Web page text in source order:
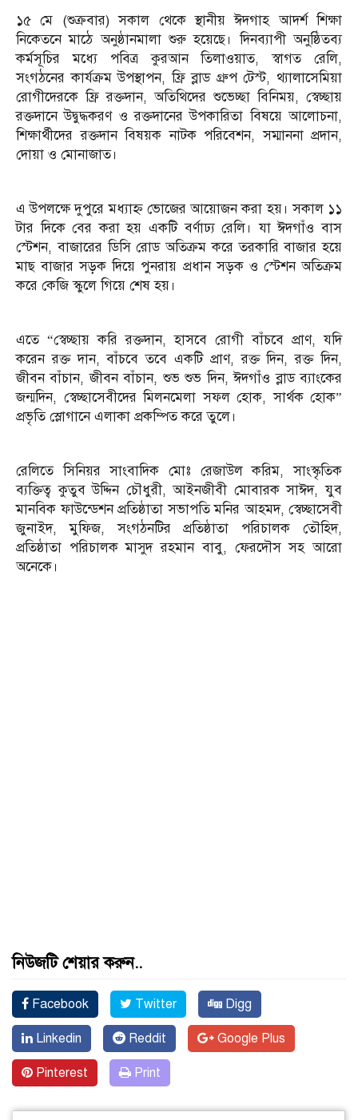
১৫ মে (শুক্রবার) সকাল থেকে স্থানীয় ঈদগাহ আদর্শ শিক্ষা
নিকেতনে মাঠে অনুষ্ঠানমালা শুরু হয়েছে। দিনব্যাপী অনুষ্ঠিতব্য
কর্মসূচির মধ্যে পবিত্র কুরআন তিলাওয়াত, স্বাগত রেলি,
সংগঠনের কার্যক্রম উপস্থাপন, ফ্রি ব্লাড গ্রুপ টেস্ট, থ্যালাসেমিয়া
রোগীদেরকে ফ্রি রক্তদান, অতিথিদের শুভেচ্ছা বিনিময়, স্বেচ্ছায়
রক্তদানে উদ্বুদ্ধকরণ ও রক্তদানের উপকারিতা বিষয়ে আলোচনা,
শিক্ষার্থীদের রক্তদান বিষয়ক নাটক পরিবেশন, সম্মাননা প্রদান,
দোয়া ও মোনাজাত।
এ উপলক্ষে দুপুরে মধ্যাহ্ন ভোজের আয়োজন করা হয়। সকাল ১১
টার দিকে বের করা হয় একটি বর্ণাঢ্য রেলি। যা ঈদগাঁও বাস
স্টেশন, বাজারের ডিসি রোড অতিক্রম করে তরকারি বাজার হয়ে
মাছ বাজার সড়ক দিয়ে পুনরায় প্রধান সড়ক ও স্টেশন অতিক্রম
করে কেজি স্কুলে গিয়ে শেষ হয়।
এতে “স্বেচ্ছায় করি রক্তদান, হাসবে রোগী বাঁচবে প্রাণ, যদি
করেন রক্ত দান, বাঁচবে তবে একটি প্রাণ, রক্ত দিন, রক্ত দিন,
জীবন বাঁচান, জীবন বাঁচান, শুভ শুভ দিন, ঈদগাঁও ব্লাড ব্যাংকের
জন্মদিন, স্বেচ্ছাসেবীদের মিলনমেলা সফল হোক, সার্থক হোক”
প্রভৃতি স্লোগানে এলাকা প্রকম্পিত করে তুলে।
রেলিতে সিনিয়র সাংবাদিক মোঃ রেজাউল করিম, সাংস্কৃতিক
ব্যক্তিত্ব কুতুব উদ্দিন চৌধুরী, আইনজীবী মোবারক সাঈদ, যুব
মানবিক ফাউন্ডেশন প্রতিষ্ঠাতা সভাপতি মনির আহমদ, স্বেচ্ছাসেবী
জুনাইদ, মুফিজ, সংগঠনটির প্রতিষ্ঠাতা পরিচালক তৌহিদ,
প্রতিষ্ঠাতা পরিচালক মাসুদ রহমান বাবু, ফেরদৌস সহ আরো
অনেকে।
নিউজটি শেয়ার করুন..
Facebook Twitter Digg
Linkedin Reddit Google Plus
Pinterest Print